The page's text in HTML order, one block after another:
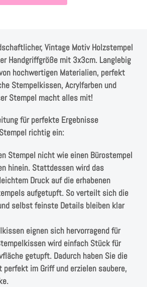
Vintage Motiv Holzstempel
Handgriffgröße mit 3x3cm. Langlebig
hochwertigen Materialien, perfekt
Stempelkissen, Acrylfarben und
Stempel macht alles mit!
für perfekte Ergebnisse
richtig ein:
Stempel nicht wie einen Bürostempel
hinein. Stattdessen wird das
Druck auf die erhabenen
aufgetupft. So verteilt sich die
selbst feinste Details bleiben klar
eignen sich hervorragend für
wird einfach Stück für
getupft. Dadurch haben Sie die
perfekt im Griff und erzielen saubere,